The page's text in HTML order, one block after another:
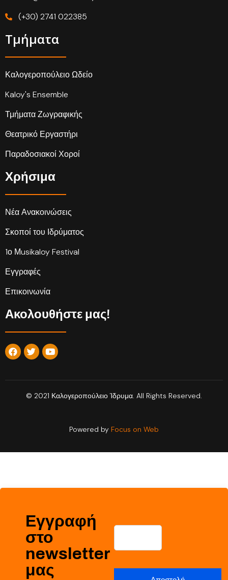
(+30) 2741 022385
Τμήματα
Καλογεροπούλειο Ωδείο
Kaloy's Ensemble
Τμήματα Ζωγραφικής
Θεατρικό Εργαστήρι
Παραδοσιακοί Χοροί
Χρήσιμα
Νέα Ανακοινώσεις
Σκοποί του Ιδρύματος
1ο Μusikaloy Festival
Εγγραφές
Επικοινωνία
Ακολουθήστε μας!
© 2021 Καλογεροπούλειο Ίδρυμα. All Rights Reserved.
Powered by Focus on Web
Εγγραφή
στο
newsletter
μας